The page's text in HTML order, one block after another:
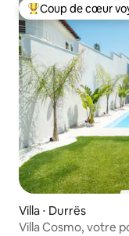
Coups de cœur
Coup de cœur
Villa ⋅ Durrës
Villa Cosmo, votre